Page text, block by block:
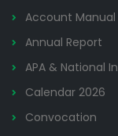
Account Manual
Annual Report
APA & National
Calendar 2026
Convocation